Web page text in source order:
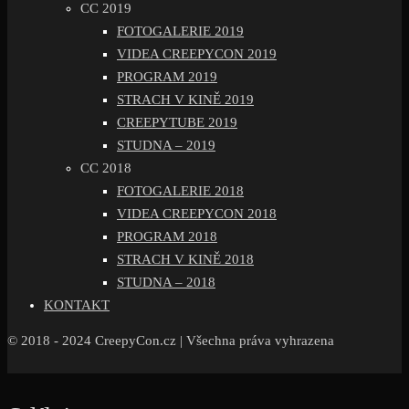
CC 2019
FOTOGALERIE 2019
VIDEA CREEPYCON 2019
PROGRAM 2019
STRACH V KINĚ 2019
CREEPYTUBE 2019
STUDNA – 2019
CC 2018
FOTOGALERIE 2018
VIDEA CREEPYCON 2018
PROGRAM 2018
STRACH V KINĚ 2018
STUDNA – 2018
KONTAKT
© 2018 - 2024 CreepyCon.cz | Všechna práva vyhrazena